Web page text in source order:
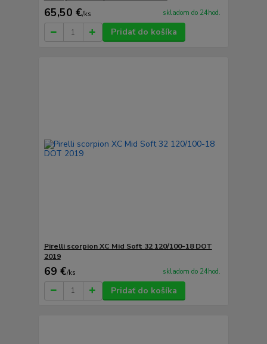
65,50 €/ks skladom do 24hod.
Pridať do košíka
Pirelli scorpion XC Mid Soft 32 120/100-18 DOT
2019
69 €/ks skladom do 24hod.
Pridať do košíka